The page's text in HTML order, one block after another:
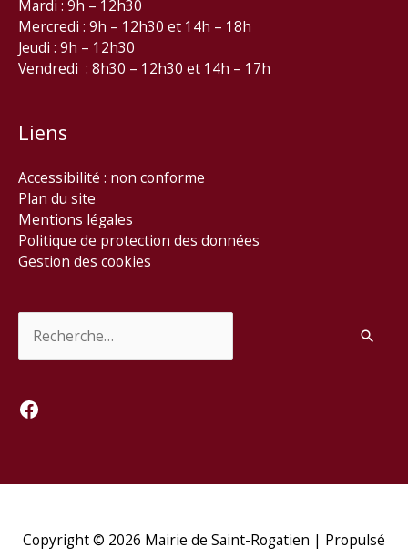
Mardi : 9h – 12h30
Mercredi : 9h – 12h30 et 14h – 18h
Jeudi : 9h – 12h30
Vendredi : 8h30 – 12h30 et 14h – 17h
Liens
Accessibilité : non conforme
Plan du site
Mentions légales
Politique de protection des données
Gestion des cookies
Facebook
Copyright © 2026 Mairie de Saint-Rogatien | Propulsé